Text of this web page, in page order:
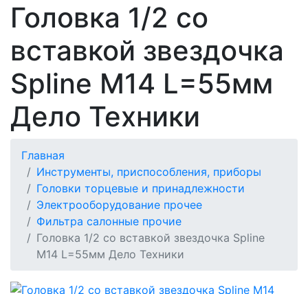
Головка 1/2 со
вставкой звездочка
Spline М14 L=55мм
Дело Техники
Главная
Инструменты, приспособления, приборы
Головки торцевые и принадлежности
Электрооборудование прочее
Фильтра салонные прочие
Головка 1/2 со вставкой звездочка Spline
М14 L=55мм Дело Техники